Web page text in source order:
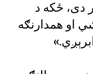
دی، ځکه د
او همدارنګه